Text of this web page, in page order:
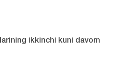
ikkinchi kuni davom